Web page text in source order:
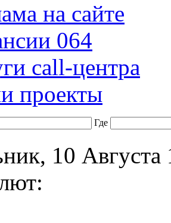
на сайте
064
call-центра
проекты
Где
10 Августа